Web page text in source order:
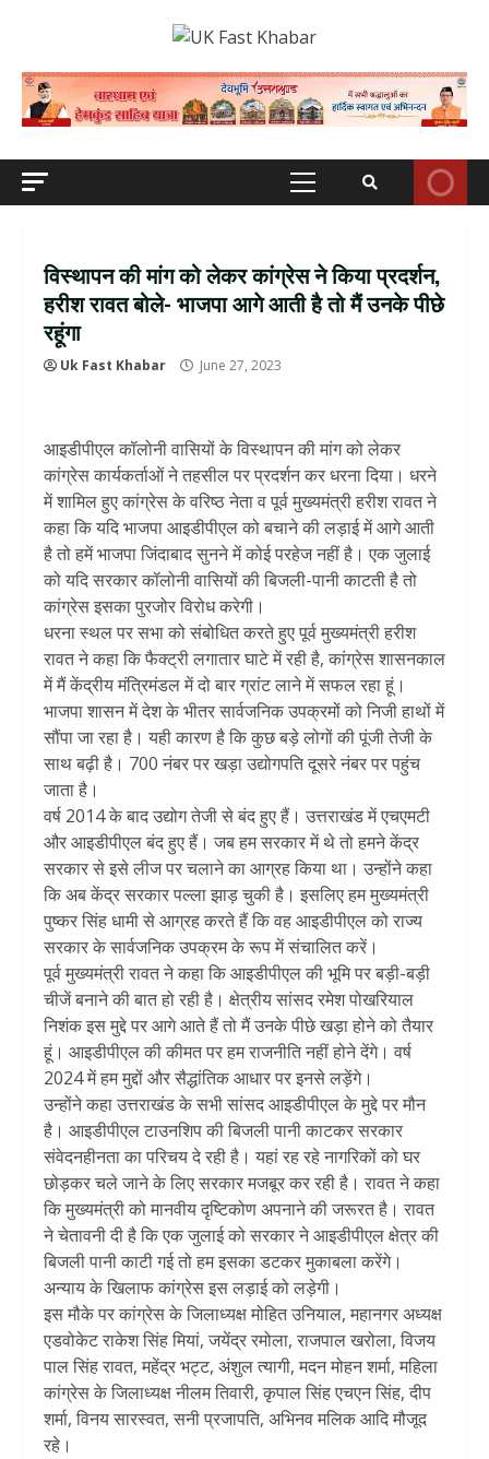
Primary
विस्थापन की मांग को लेकर कांग्रेस ने किया प्रदर्शन,
हरीश रावत बोले- भाजपा आगे आती है तो मैं उनके पीछे
रहूंगा
Uk Fast Khabar June 27, 2023
आइडीपीएल कॉलोनी वासियों के विस्थापन की मांग को लेकर
कांग्रेस कार्यकर्ताओं ने तहसील पर प्रदर्शन कर धरना दिया। धरने
में शामिल हुए कांग्रेस के वरिष्ठ नेता व पूर्व मुख्यमंत्री हरीश रावत ने
कहा कि यदि भाजपा आइडीपीएल को बचाने की लड़ाई में आगे आती
है तो हमें भाजपा जिंदाबाद सुनने में कोई परहेज नहीं है। एक जुलाई
को यदि सरकार कॉलोनी वासियों की बिजली-पानी काटती है तो
कांग्रेस इसका पुरजोर विरोध करेगी।
धरना स्थल पर सभा को संबोधित करते हुए पूर्व मुख्यमंत्री हरीश
रावत ने कहा कि फैक्ट्री लगातार घाटे में रही है, कांग्रेस शासनकाल
में मैं केंद्रीय मंत्रिमंडल में दो बार ग्रांट लाने में सफल रहा हूं।
भाजपा शासन में देश के भीतर सार्वजनिक उपक्रमों को निजी हाथों में
सौंपा जा रहा है। यही कारण है कि कुछ बड़े लोगों की पूंजी तेजी के
साथ बढ़ी है। 700 नंबर पर खड़ा उद्योगपति दूसरे नंबर पर पहुंच
जाता है।
वर्ष 2014 के बाद उद्योग तेजी से बंद हुए हैं। उत्तराखंड में एचएमटी
और आइडीपीएल बंद हुए हैं। जब हम सरकार में थे तो हमने केंद्र
सरकार से इसे लीज पर चलाने का आग्रह किया था। उन्होंने कहा
कि अब केंद्र सरकार पल्ला झाड़ चुकी है। इसलिए हम मुख्यमंत्री
पुष्कर सिंह धामी से आग्रह करते हैं कि वह आइडीपीएल को राज्य
सरकार के सार्वजनिक उपक्रम के रूप में संचालित करें।
पूर्व मुख्यमंत्री रावत ने कहा कि आइडीपीएल की भूमि पर बड़ी-बड़ी
चीजें बनाने की बात हो रही है। क्षेत्रीय सांसद रमेश पोखरियाल
निशंक इस मुद्दे पर आगे आते हैं तो मैं उनके पीछे खड़ा होने को तैयार
हूं। आइडीपीएल की कीमत पर हम राजनीति नहीं होने देंगे। वर्ष
2024 में हम मुद्दों और सैद्धांतिक आधार पर इनसे लड़ेंगे।
उन्होंने कहा उत्तराखंड के सभी सांसद आइडीपीएल के मुद्दे पर मौन
है। आइडीपीएल टाउनशिप की बिजली पानी काटकर सरकार
संवेदनहीनता का परिचय दे रही है। यहां रह रहे नागरिकों को घर
छोड़कर चले जाने के लिए सरकार मजबूर कर रही है। रावत ने कहा
कि मुख्यमंत्री को मानवीय दृष्टिकोण अपनाने की जरूरत है। रावत
ने चेतावनी दी है कि एक जुलाई को सरकार ने आइडीपीएल क्षेत्र की
बिजली पानी काटी गई तो हम इसका डटकर मुकाबला करेंगे।
अन्याय के खिलाफ कांग्रेस इस लड़ाई को लड़ेगी।
इस मौके पर कांग्रेस के जिलाध्यक्ष मोहित उनियाल, महानगर अध्यक्ष
एडवोकेट राकेश सिंह मियां, जयेंद्र रमोला, राजपाल खरोला, विजय
पाल सिंह रावत, महेंद्र भट्ट, अंशुल त्यागी, मदन मोहन शर्मा, महिला
कांग्रेस के जिलाध्यक्ष नीलम तिवारी, कृपाल सिंह एचएन सिंह, दीप
शर्मा, विनय सारस्वत, सनी प्रजापति, अभिनव मलिक आदि मौजूद
रहे।